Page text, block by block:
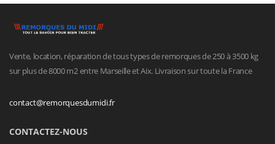
Vente, location, réparation de tous types de remorques de 250 à 3500 kg
sur plus de 8000 m2 entre Marseille et Aix. Livraison sur toute la France
contact@remorquesdumidi.fr
CONTACTEZ-NOUS